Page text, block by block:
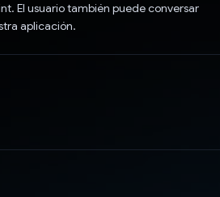
El usuario también puede conversar
aplicación.